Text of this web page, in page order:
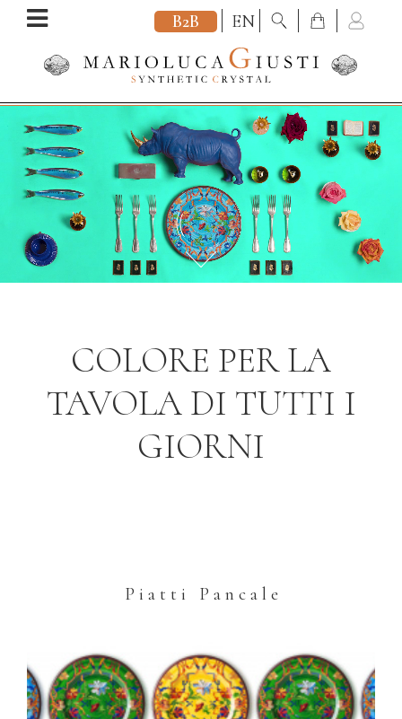
B2B EN
COLORE PER LA
TAVOLA DI TUTTI I
GIORNI
P i a t t i P a n c a l e